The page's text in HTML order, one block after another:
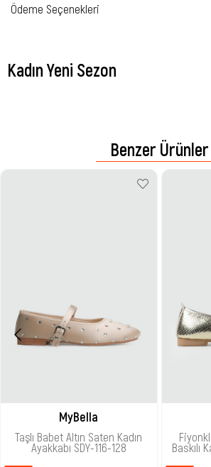
Ödeme Seçenekleri
Kadın Yeni Sezon
Benzer Ürünler
MyBella
Taşlı Babet Altın Saten Kadın
Ayakkabı SDY-116-128 Baskılı